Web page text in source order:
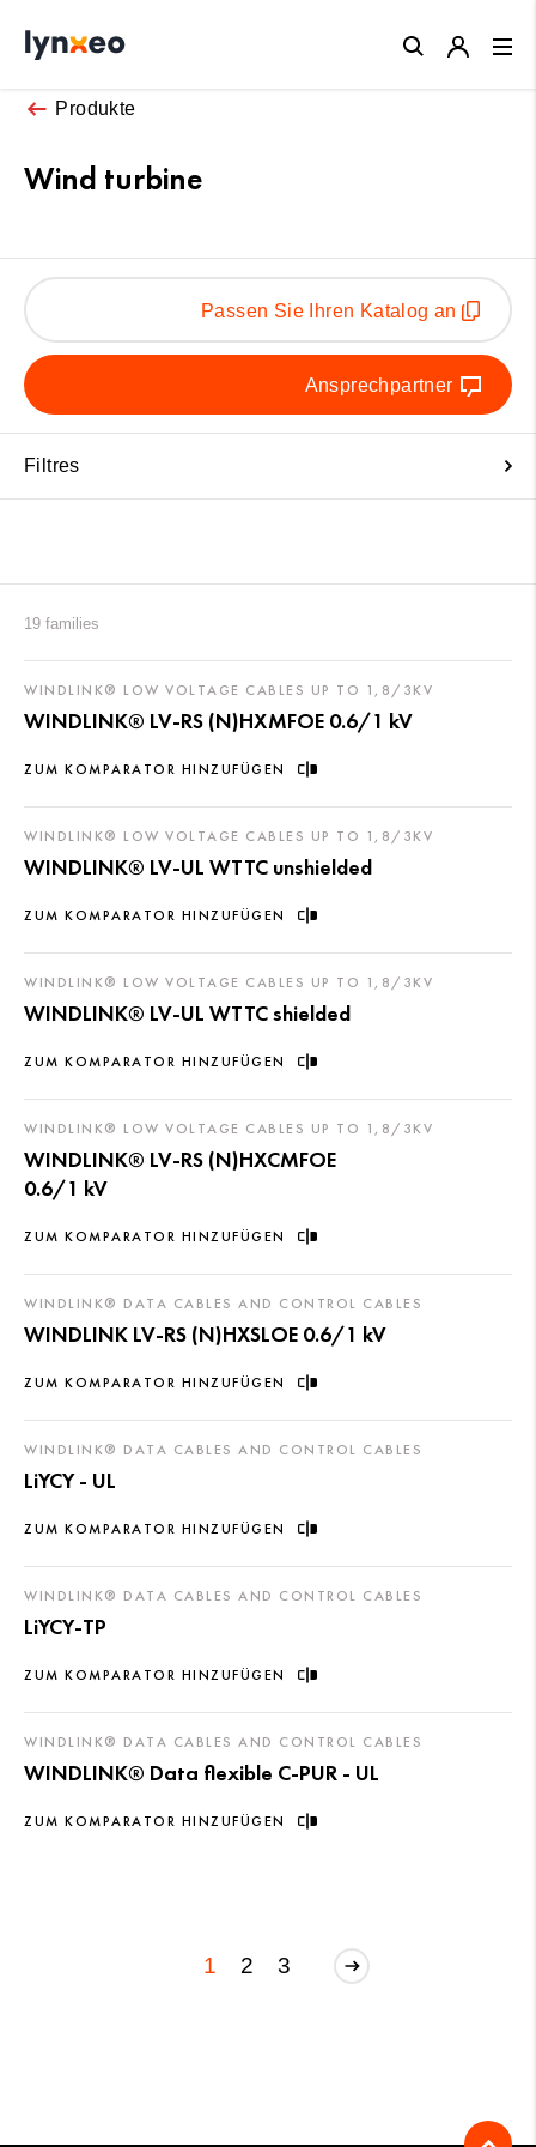
Produkte
Wind turbine
Passen Sie Ihren Katalog an
Ansprechpartner
Filtres
19 families
ZUM KOMPARATOR HINZUFÜGEN
WINDLINK® LOW VOLTAGE CABLES UP TO 1,8/3KV
WINDLINK® LV-RS (N)HXMFOE 0.6/1 kV
ZUM KOMPARATOR HINZUFÜGEN
WINDLINK® LOW VOLTAGE CABLES UP TO 1,8/3KV
WINDLINK® LV-UL WTTC unshielded
ZUM KOMPARATOR HINZUFÜGEN
WINDLINK® LOW VOLTAGE CABLES UP TO 1,8/3KV
WINDLINK® LV-UL WTTC shielded
ZUM KOMPARATOR HINZUFÜGEN
WINDLINK® LOW VOLTAGE CABLES UP TO 1,8/3KV
WINDLINK® LV-RS (N)HXCMFOE
0.6/1 kV
ZUM KOMPARATOR HINZUFÜGEN
WINDLINK® DATA CABLES AND CONTROL CABLES
WINDLINK LV-RS (N)HXSLOE 0.6/1 kV
ZUM KOMPARATOR HINZUFÜGEN
WINDLINK® DATA CABLES AND CONTROL CABLES
LiYCY - UL
ZUM KOMPARATOR HINZUFÜGEN
WINDLINK® DATA CABLES AND CONTROL CABLES
LiYCY-TP
ZUM KOMPARATOR HINZUFÜGEN
WINDLINK® DATA CABLES AND CONTROL CABLES
WINDLINK® Data flexible C-PUR - UL
1 2 3
Close